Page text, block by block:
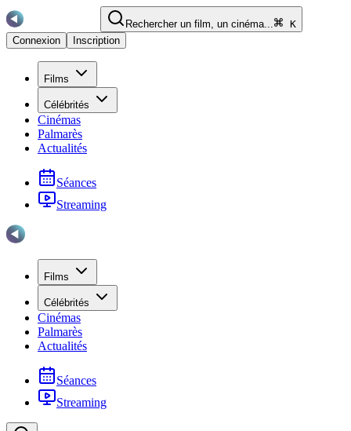
Rechercher un film, un cinéma...
K
Connexion
Inscription
Films
Célébrités
Cinémas
Palmarès
Actualités
Séances
Streaming
Films
Célébrités
Cinémas
Palmarès
Actualités
Séances
Streaming